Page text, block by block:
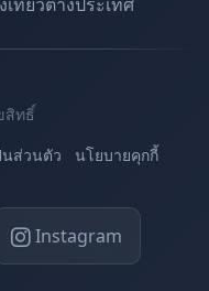
สิทธิ์
นส่วนตัว
นโยบายคุกกี้
Instagram